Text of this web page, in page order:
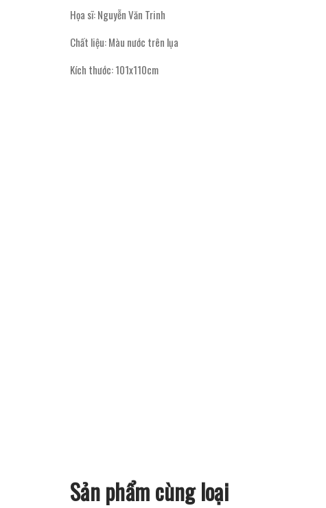
Họa sĩ: Nguyễn Văn Trinh
Chất liệu: Màu nước trên lụa
Kích thước: 101x110cm
Sản phẩm cùng loại